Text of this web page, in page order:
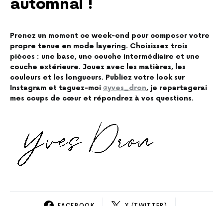
automnal !
Prenez un moment ce week-end pour composer votre
propre tenue en mode layering. Choisissez trois
pièces : une base, une couche intermédiaire et une
couche extérieure. Jouez avec les matières, les
couleurs et les longueurs. Publiez votre look sur
Instagram et taguez-moi @yves_dron, je repartagerai
mes coups de cœur et répondrez à vos questions.